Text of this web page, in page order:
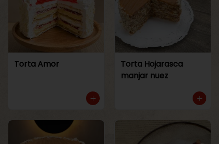
Torta Amor
Torta Hojarasca
manjar nuez